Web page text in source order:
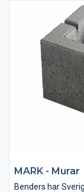
MARK - Murar
Benders har